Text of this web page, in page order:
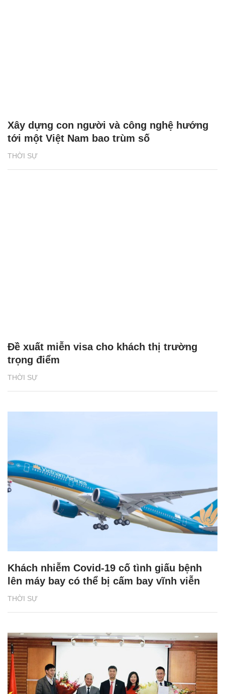
THỜI SỰ
Xây dựng con người và công nghệ hướng
tới một Việt Nam bao trùm số
THỜI SỰ
Đề xuất miễn visa cho khách thị trường
trọng điểm
THỜI SỰ
Khách nhiễm Covid-19 cố tình giấu bệnh
lên máy bay có thể bị cấm bay vĩnh viễn